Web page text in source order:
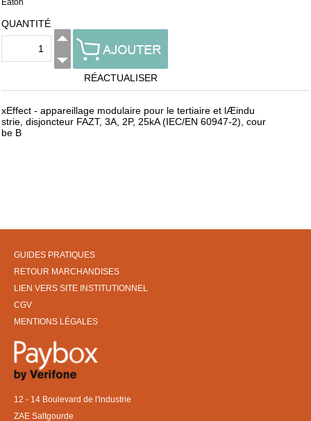
Eaton
QUANTITÉ
RÉACTUALISER
xEffect - appareillage modulaire pour le tertiaire et lÆindu
strie, disjoncteur FAZT, 3A, 2P, 25kA (IEC/EN 60947-2), cour
be B
GUIDES PRATIQUES
RETOUR MARCHANDISES
LIEN VERS SITE INSTITUTIONNEL
CGV
MENTIONS LÉGALES
12 - 14 Boulevard de l'industrie
ZAE Saltgourde